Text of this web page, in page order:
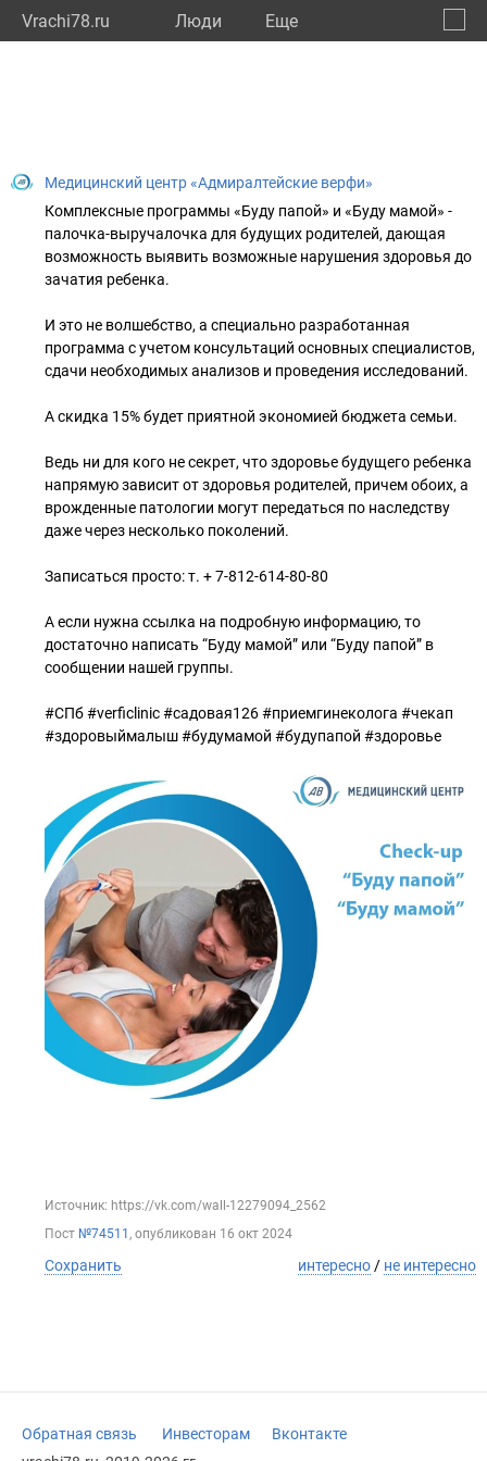
Vrachi78.ru Люди Eще
Медицинский центр «Адмиралтейские верфи»
Комплексные программы «Буду папой» и «Буду мамой» -
палочка-выручалочка для будущих родителей, дающая
возможность выявить возможные нарушения здоровья до
зачатия ребенка.
И это не волшебство, а специально разработанная
программа с учетом консультаций основных специалистов,
сдачи необходимых анализов и проведения исследований.
А скидка 15% будет приятной экономией бюджета семьи.
Ведь ни для кого не секрет, что здоровье будущего ребенка
напрямую зависит от здоровья родителей, причем обоих, а
врожденные патологии могут передаться по наследству
даже через несколько поколений.
Записаться просто: т. + 7-812-614-80-80
А если нужна ссылка на подробную информацию, то
достаточно написать “Буду мамой” или “Буду папой” в
сообщении нашей группы.
#СПб #verficlinic #садовая126 #приемгинеколога #чекап
#здоровыймалыш #будумамой #будупапой #здоровье
Источник: https://vk.com/wall-12279094_2562
Пост №74511 , опубликован 16 окт 2024
Сохранить интересно / не интересно
Обратная связь Инвесторам
Вконтакте